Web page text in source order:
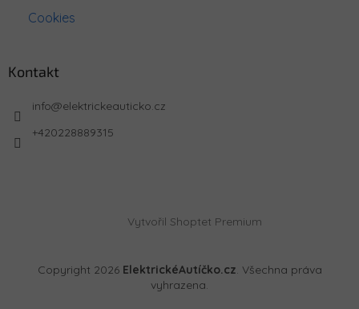
Cookies
Kontakt
info@elektrickeauticko.cz
+420228889315
Vytvořil Shoptet Premium
Copyright 2026 ElektrickéAutíčko.cz. Všechna práva
vyhrazena.